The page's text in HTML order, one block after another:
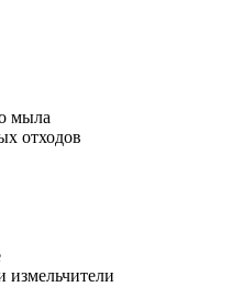
мыла
отходов